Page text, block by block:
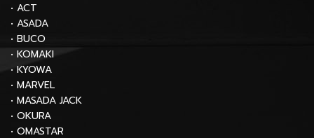
• ACT
• ASADA
• BUCO
• KOMAKI
• KYOWA
• MARVEL
• MASADA JACK
• OKURA
• OMASTAR